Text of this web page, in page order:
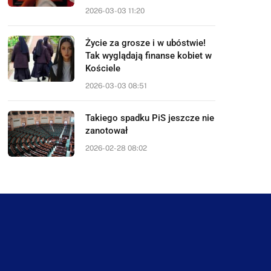
2026-03-03 11:20
Życie za grosze i w ubóstwie!
Tak wyglądają finanse kobiet w
Kościele
2026-03-03 08:51
Takiego spadku PiS jeszcze nie
zanotował
2026-02-28 08:02